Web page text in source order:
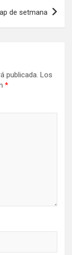
de setmana
publicada. Los
*